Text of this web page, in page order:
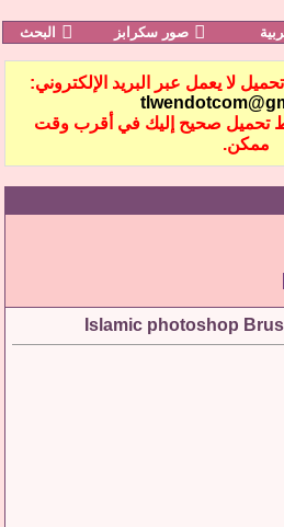
صور سكرابز البحث
لا يعمل عبر البريد الإلكتروني:
تحميل صحيح إليك في أقرب وقت
ممكن.